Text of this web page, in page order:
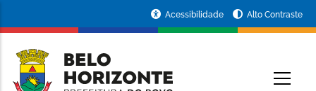
conteúdo
principal
da
Prefeitura
Acessibilidade Alto Contraste